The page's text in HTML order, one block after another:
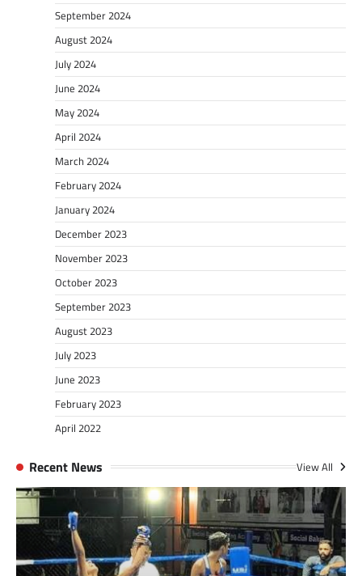
September 2024
August 2024
July 2024
June 2024
May 2024
April 2024
March 2024
February 2024
January 2024
December 2023
November 2023
October 2023
September 2023
August 2023
July 2023
June 2023
February 2023
April 2022
Recent News View All